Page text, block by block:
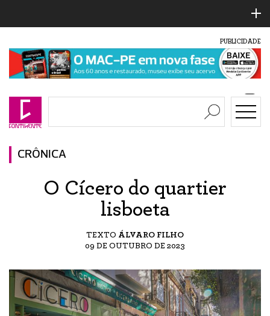
PUBLICIDADE
CRÔNICA
O Cícero do quartier
lisboeta
TEXTO ÁLVARO FILHO
09 DE OUTUBRO DE 2023